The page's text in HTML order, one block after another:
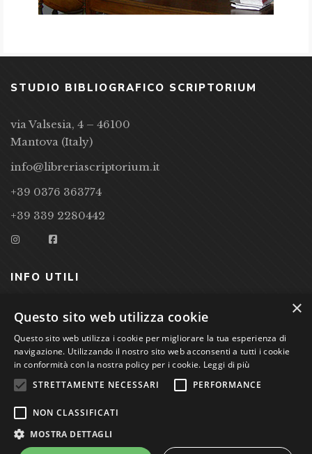
STUDIO BIBLIOGRAFICO SCRIPTORIUM
via Valsesia, 4 – 46100
Mantova (Italy)
info@libreriascriptorium.it
+39 0376 363774
+39 339 2280442
INFO UTILI
CONDIZIONI DI VENDITA
PRIVACY POLICY
COOKIE POLICY
Studio Bibliografico Scriptorium Dott.ssa Sara Bassi VAT
nr. 01744000207
×
Questo sito web utilizza cookie
Questo sito web utilizza i cookie per migliorare la tua esperienza di
navigazione. Utilizzando il nostro sito web acconsenti a tutti i cookie
in conformità con la nostra policy per i cookie. Leggi di più
STRETTAMENTE NECESSARI
PERFORMANCE
NON CLASSIFICATI
MOSTRA DETTAGLI